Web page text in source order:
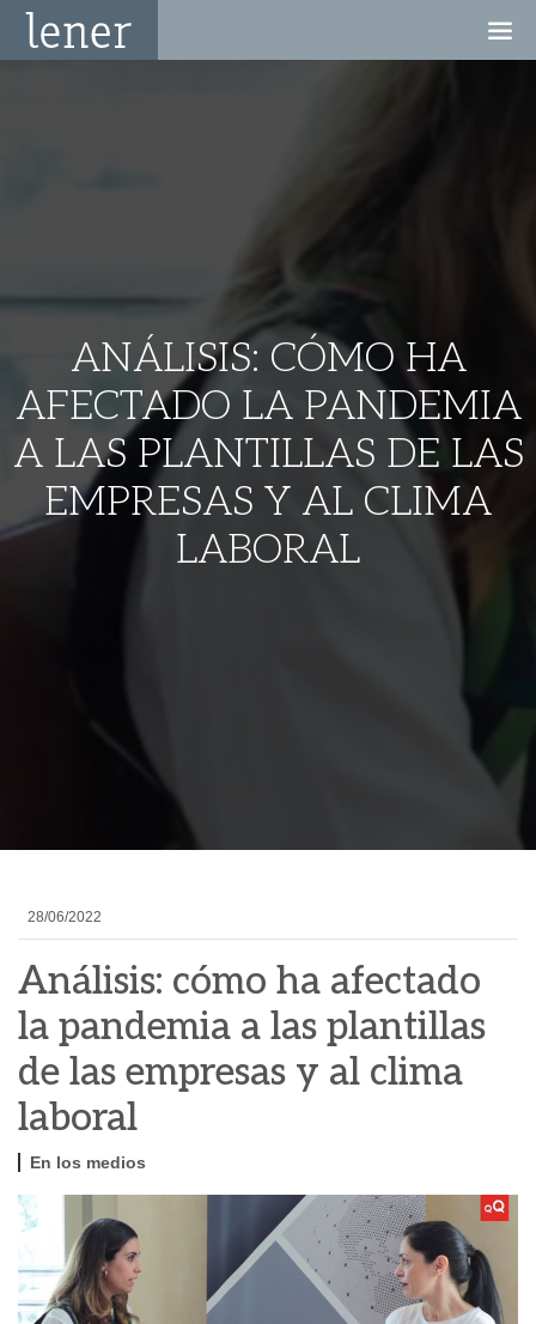
ANÁLISIS: CÓMO HA
AFECTADO LA PANDEMIA
A LAS PLANTILLAS DE LAS
EMPRESAS Y AL CLIMA
LABORAL
28/06/2022
Análisis: cómo ha afectado
la pandemia a las plantillas
de las empresas y al clima
laboral
En los medios